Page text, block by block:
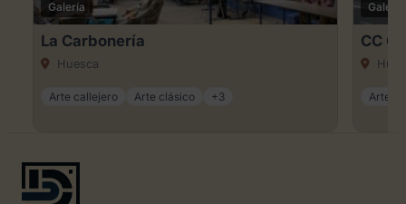
Galería
La Carbonería
Huesca
Arte callejero Arte clásico +3
Galería
CC
Arte